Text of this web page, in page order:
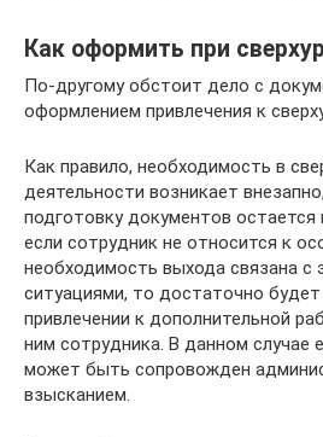
Как оформить при
По-другому обстоит дело с
оформлением привлечения к
Как правило, необходимость в
деятельности возникает
подготовку документов
если сотрудник не относится к
необходимость выхода связана с
ситуациями, то достаточно
привлечении к дополнительной
ним сотрудника. В данном случае
может быть сопровожден
взысканием.